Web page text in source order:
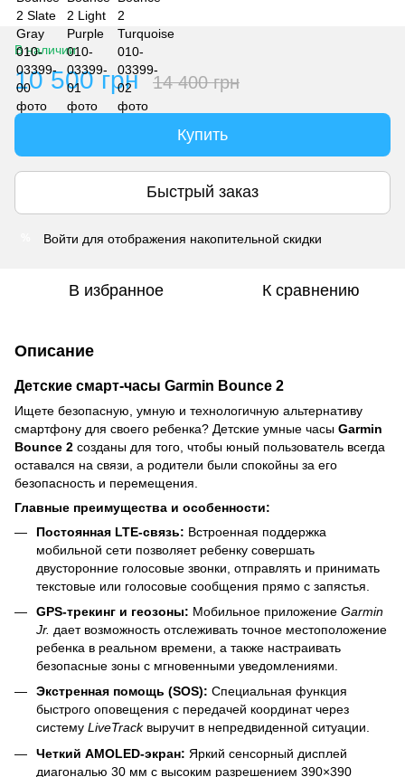
В наличии
10 500 грн 14 400 грн
Купить
Быстрый заказ
Войти для отображения накопительной скидки
В избранное К сравнению
Описание
Детские смарт-часы Garmin Bounce 2
Ищете безопасную, умную и технологичную альтернативу
смартфону для своего ребенка? Детские умные часы Garmin
Bounce 2 созданы для того, чтобы юный пользователь всегда
оставался на связи, а родители были спокойны за его
безопасность и перемещения.
Главные преимущества и особенности:
Постоянная LTE-связь: Встроенная поддержка
мобильной сети позволяет ребенку совершать
двусторонние голосовые звонки, отправлять и принимать
текстовые или голосовые сообщения прямо с запястья.
GPS-трекинг и геозоны: Мобильное приложение Garmin
Jr. дает возможность отслеживать точное местоположение
ребенка в реальном времени, а также настраивать
безопасные зоны с мгновенными уведомлениями.
Экстренная помощь (SOS): Специальная функция
быстрого оповещения с передачей координат через
систему LiveTrackвыручит в непредвиденной ситуации.
Четкий AMOLED-экран: Яркий сенсорный дисплей
диагональю 30 мм с высоким разрешением 390×390